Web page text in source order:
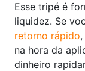
Esse tripé é
liquidez. Se
retorno rápido
na hora da
dinheiro